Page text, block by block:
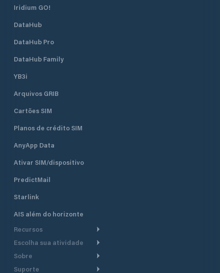
Iridium GO!
DataHub
DataHub Pro
DataHub Family
YB3i
Arquivos GRIB
Cartões SIM
Planos de crédito SIM
AnyApp Data
Ativar SIM/dispositivo
PredictMail
Starlink
AIS além do horizonte
Recursos
Roteamento meteorológico
embarcações a motor
Escolha sua atividade
Cruzeiro
Sobre
Faça um tour
Suporte